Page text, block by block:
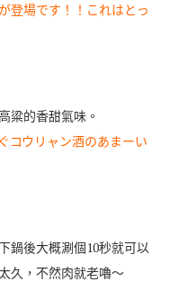
登場です！！これはとっ
粱的香甜氣味。
コウリャン酒のあまーい
鍋後大概涮個10秒就可以
久，不然肉就老嚕～